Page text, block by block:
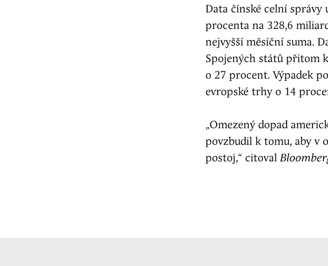
Data čínské celní správy
procenta na 328,6
nejvyšší měsíční suma.
Spojených států přitom
o 27 procent. Výpadek
evropské trhy o 14
„Omezený dopad
povzbudil k tomu, aby v
postoj,“ citoval